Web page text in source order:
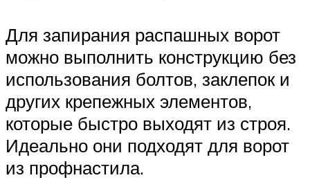
Для запирания распашных ворот
можно выполнить конструкцию без
использования болтов, заклепок и
других крепежных элементов,
которые быстро выходят из строя.
Идеально они подходят для ворот
из профнастила.